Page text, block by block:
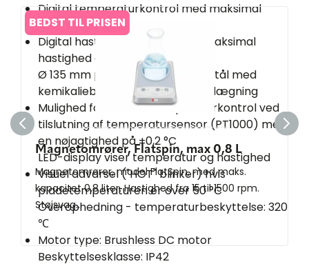
Digital temperaturkontrol med maksimal
temperatur op til 280 °C
Digital hastighedskontrol med maksimal
hastighed op til 1.500 rpm
Ø 135 mm plade udført i rustfrit stål med
kemikaliebestandig keramisk belægning
Mulighed for ekstern temperaturkontrol ved
tilslutning af temperatursensor (PT1000) med
en nøjagtighed på ±0,2 °C
LED-display viser temperatur og hastighed
Visuel advarsel ("HOT" blinker) hvis
pladetemperaturen er over 50 °C
Overophedning - temperaturbeskyttelse: 320
℃
Motor type: Brushless DC motor
Beskyttelsesklasse: IP42
BEDST TIL PRISEN
Magnetomrører, Flatspin, max 0,8 L
Magnetomrører, model FlatSpin, med maks.
kapacitet 0,8 liter. Hastighed fra 15 til 1500 rpm.
Støjsvag...